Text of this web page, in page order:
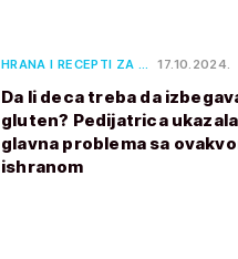
HRANA I RECEPTI ZA … 17.10.2024.
Da li deca treba da
gluten? Pedijatrica
glavna problema sa
ishranom